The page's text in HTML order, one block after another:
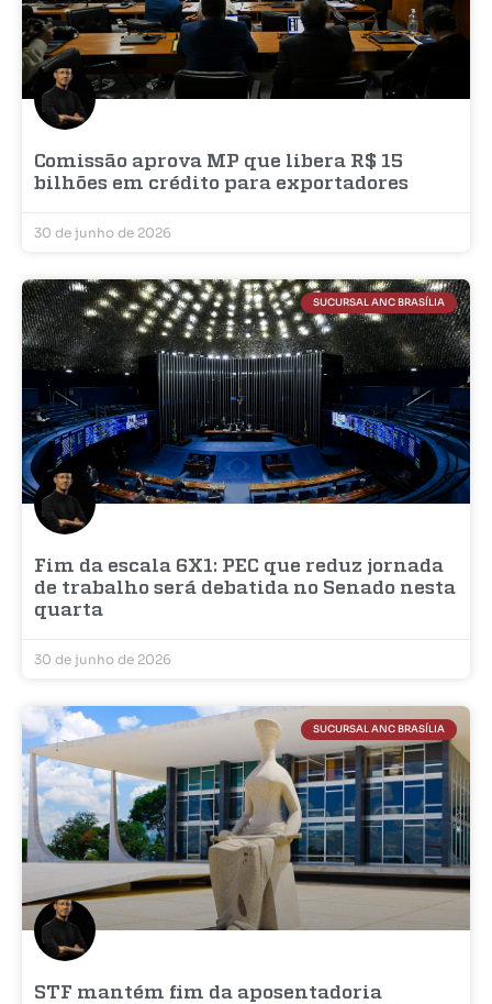
Comissão aprova MP que libera R$ 15
bilhões em crédito para exportadores
30 de junho de 2026
SUCURSAL ANC BRASÍLIA
Fim da escala 6X1: PEC que reduz jornada
de trabalho será debatida no Senado nesta
quarta
30 de junho de 2026
SUCURSAL ANC BRASÍLIA
STF mantém fim da aposentadoria